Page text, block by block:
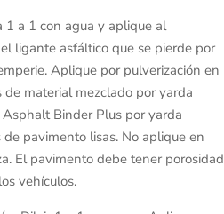
1 a 1 con agua y aplique al
ligante asfáltico que se pierde por
Aplique por pulverización en
material mezclado por yarda
Binder Plus por yarda
pavimento lisas. No aplique en
El pavimento debe tener porosidad
vehículos.